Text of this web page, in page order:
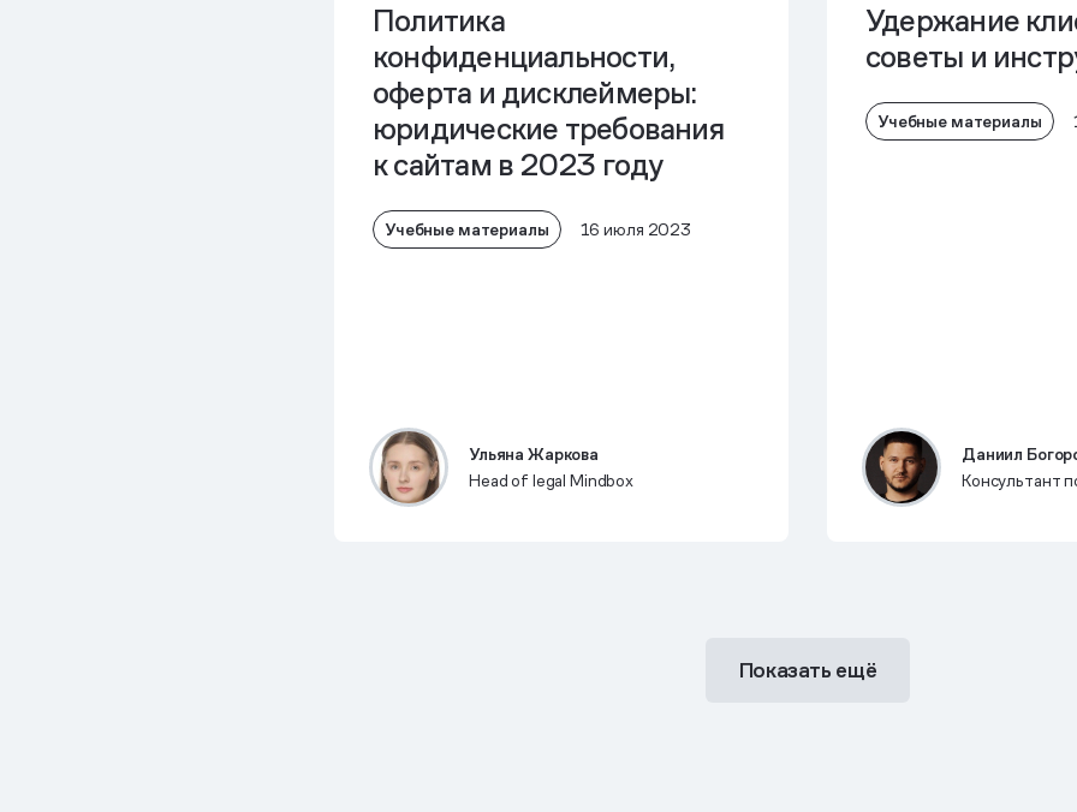
Политика
конфиденциальности,
оферта и дисклеймеры:
юридические требования
к сайтам в 2023 году
Учебные материалы 16 июля 2023
Ульяна Жаркова
Head of legal Mindbox
Удержание
советы и
Учебные материалы
Даниил
Консультант
Показать ещё